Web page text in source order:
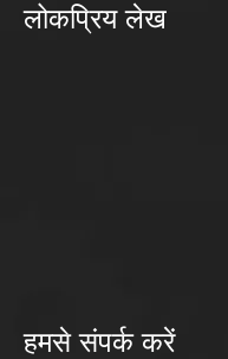
लोकप्रिय लेख
हमसे संपर्क करें